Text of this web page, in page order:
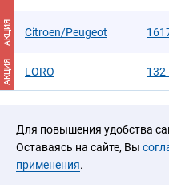
Для повышения удобства
Оставаясь на сайте, Вы
применения.
АКЦИЯ Citroen/Peugeot
АКЦИЯ LORO